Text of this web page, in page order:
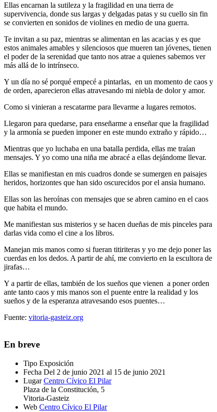
Ellas encarnan la sutileza y la fragilidad en una tierra de
supervivencia, donde sus largas y delgadas patas y su cuello sin fin
se convierten en sonidos de violines en medio de una guerra.
Te invitan a su paz, mientras se alimentan en las acacias y es que
estos animales amables y silenciosos que mueren tan jóvenes, tienen
el poder de la serenidad que tanto nos atrae a quienes sabemos ver
más allá de lo intrínseco.
Y un día no sé porqué empecé a pintarlas, en un momento de caos y
de orden, aparecieron ellas atravesando mi niebla de dolor y amor.
Como si vinieran a rescatarme para llevarme a lugares remotos.
Llegaron para quedarse, para enseñarme a enseñar que la fragilidad
y la armonía se pueden imponer en este mundo extraño y rápido…
Mientras que yo luchaba en una batalla perdida, ellas me traían
mensajes. Y yo como una niña me abracé a ellas dejándome llevar.
Ellas se manifiestan en mis cuadros donde se sumergen en paisajes
heridos, horizontes que han sido oscurecidos por el ansia humano.
Ellas son las heroínas con mensajes que se abren camino en el caos
que habita el mundo.
Me manifiestan sus misterios y se hacen dueñas de mis pinceles para
darlas vida como el cine a los libros.
Manejan mis manos como si fueran titiriteras y yo me dejo poner las
cuerdas en los dedos. A partir de ahí, me convierto en la escultora de
jirafas…
Y a partir de ellas, también de los sueños que vienen a poner orden
ante tanto caos y mis manos son el puente entre la realidad y los
sueños y de la esperanza atravesando esos puentes…
Fuente: vitoria-gasteiz.org
En breve
Tipo Exposición
Fecha Del 2 de junio 2021 al 15 de junio 2021
Lugar Centro Cívico El Pilar
Plaza de la Constitución, 5
Vitoria-Gasteiz
Web Centro Cívico El Pilar